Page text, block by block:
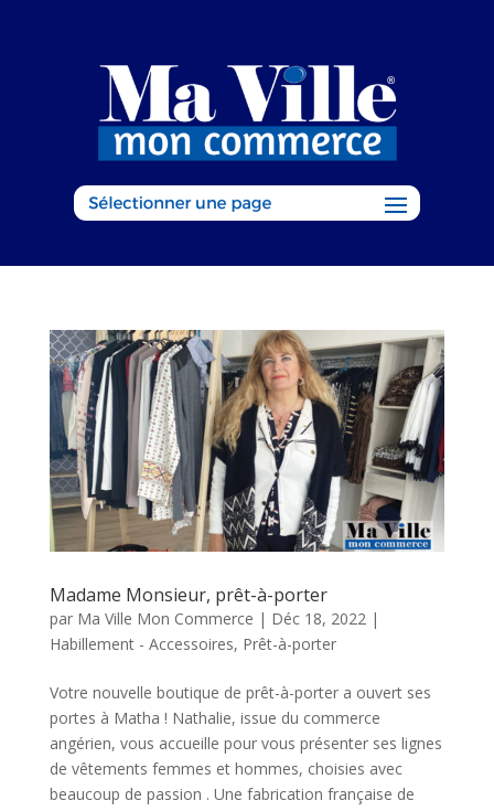
Madame Monsieur, prêt-à-porter
par Ma Ville Mon Commerce | Déc 18, 2022|
Habillement - Accessoires, Prêt-à-porter
Votre nouvelle boutique de prêt-à-porter a ouvert ses
portes à Matha ! Nathalie, issue du commerce
angérien, vous accueille pour vous présenter ses lignes
de vêtements femmes et hommes, choisies avec
beaucoup de passion . Une fabrication française de